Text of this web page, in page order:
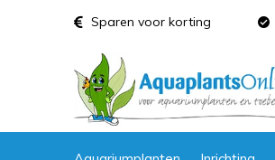
Sparen voor korting